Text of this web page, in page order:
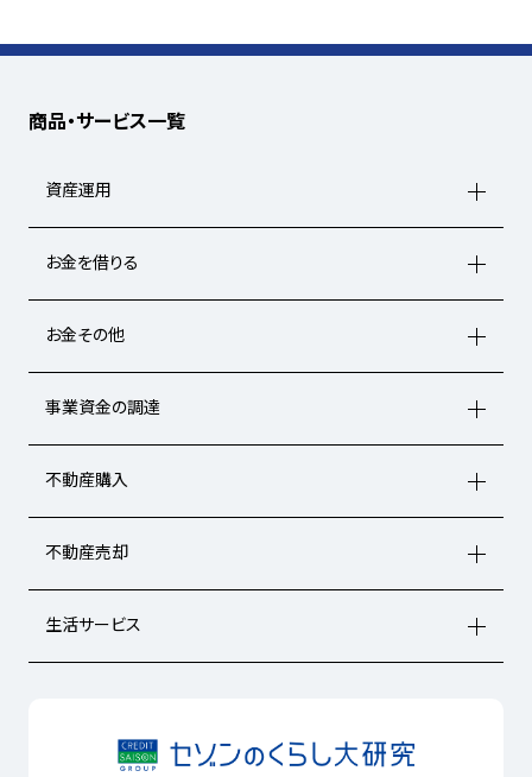
商品・サービス一覧
資産運用
お金を借りる
お金その他
事業資金の調達
不動産購入
不動産売却
生活サービス